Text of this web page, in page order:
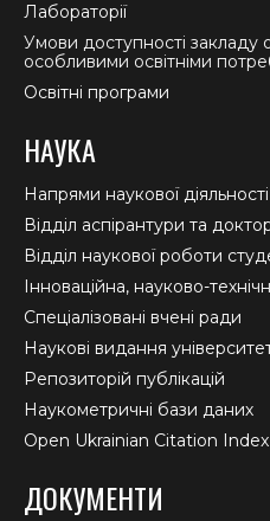
Лабораторії
Умови доступності закладу
особливими освітніми
Освітні програми
НАУКА
Напрями наукової
Відділ аспірантури та
Відділ наукової роботи
Інноваційна, науково-
Спеціалізовані вчені ради
Наукові видання
Репозиторій публікацій
Наукометричні бази даних
Open Ukrainian Citation Index
ДОКУМЕНТИ